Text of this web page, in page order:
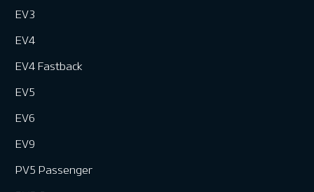
EV3
EV4
EV4 Fastback
EV5
EV6
EV9
PV5 Passenger